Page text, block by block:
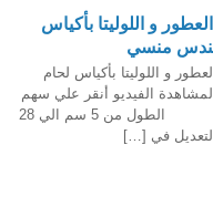
و اللوليتا بأكياس
و اللوليتا بأكياس لحام
منسي لمشاهدة الفيديو أنقر علي سهم
التشغيل المواصفات حجم الكيس الطول من 5 سم الي 28